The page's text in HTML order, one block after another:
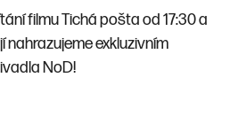
filmu Tichá pošta od 17:30 a
nahrazujeme exkluzivním
NoD!